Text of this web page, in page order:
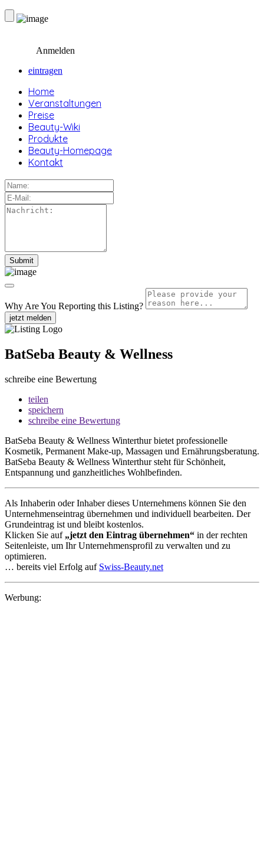
Anmelden
eintragen
Home
Veranstaltungen
Preise
Beauty-Wiki
Produkte
Beauty-Homepage
Kontakt
Why Are You Reporting this Listing?
jetzt melden
BatSeba Beauty & Wellness
schreibe eine Bewertung
teilen
speichern
schreibe eine Bewertung
BatSeba Beauty & Wellness Winterthur bietet professionelle
Kosmetik, Permanent Make-up, Massagen und Ernährungsberatung.
BatSeba Beauty & Wellness Winterthur steht für Schönheit,
Entspannung und ganzheitliches Wohlbefinden.
Als Inhaberin oder Inhaber dieses Unternehmens können Sie den
Unternehmenseintrag übernehmen und individuell bearbeiten. Der
Grundeintrag ist und bleibt kostenlos.
Klicken Sie auf „jetzt den Eintrag übernehmen“ in der rechten
Seitenleiste, um Ihr Unternehmensprofil zu verwalten und zu
optimieren.
… bereits viel Erfolg auf Swiss-Beauty.net
Werbung: